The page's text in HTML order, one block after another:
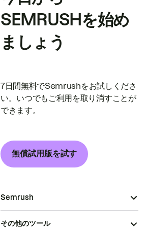
SEMRUSHを始め
ましょう
7日間無料でSemrushをお試しくださ
い。いつでもご利用を取り消すことが
できます。
無償試用版を試す
Semrush
その他のツール